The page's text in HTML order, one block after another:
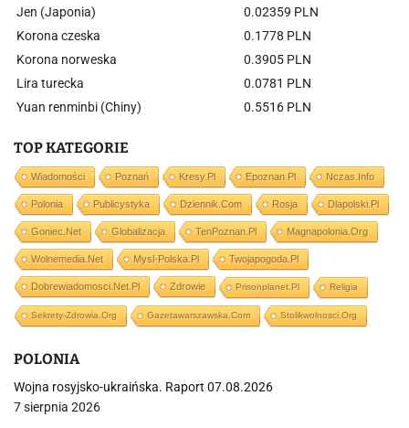
Jen (Japonia)
0.02359 PLN
Korona czeska
0.1778 PLN
Korona norweska
0.3905 PLN
Lira turecka
0.0781 PLN
Yuan renminbi (Chiny)
0.5516 PLN
TOP KATEGORIE
Wiadomości Poznań Kresy.pl Epoznan.pl Nczas.info
Polonia Publicystyka Dziennik.com Rosja Dlapolski.pl
Goniec.net Globalizacja TenPoznan.pl Magnapolonia.org
Wolnemedia.net Mysl-Polska.pl Twojapogoda.pl
Dobrewiadomosci.net.pl Zdrowie Prisonplanet.pl Religia
Sekrety-Zdrowia.org Gazetawarszawska.com Stolikwolnosci.org
POLONIA
Wojna rosyjsko-ukraińska. Raport 07.08.2026
7 sierpnia 2026